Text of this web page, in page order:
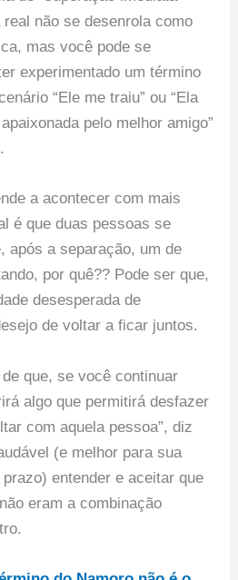
não se desenrola como
mas você pode se
experimentado um término
“Ele me traiu” ou “Ela
pelo melhor amigo”
a acontecer com mais
é que duas pessoas se
após a separação, um de
por quê?? Pode ser que,
desesperada de
de voltar a ficar juntos.
que, se você continuar
algo que permitirá desfazer
com aquela pessoa”, diz
(e melhor para sua
prazo) entender e aceitar que
eram a combinação